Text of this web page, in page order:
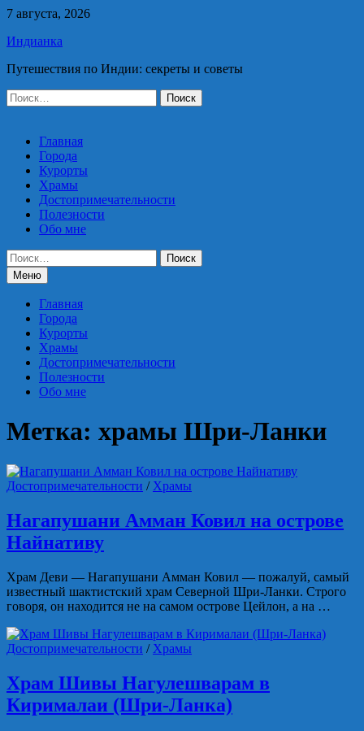
Перейти
содержимому
7 августа, 2026
Индианка
Путешествия по Индии: секреты и советы
Найти:
Главная
Города
Курорты
Храмы
Достопримечательности
Полезности
Обо мне
Найти:
Меню
Главная
Города
Курорты
Храмы
Достопримечательности
Полезности
Обо мне
Метка: храмы Шри-Ланки
Достопримечательности / Храмы
Нагапушани Амман Ковил на острове
Найнативу
Храм Деви — Нагапушани Амман Ковил — пожалуй, самый
известный шактистский храм Северной Шри-Ланки. Строго
говоря, он находится не на самом острове Цейлон, а на …
Достопримечательности / Храмы
Храм Шивы Нагулешварам в
Кирималаи (Шри-Ланка)